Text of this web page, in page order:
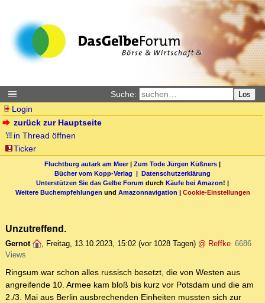
Suche: Los
Login
zurück zur Hauptseite
in Thread öffnen
Ticker
Fluchtburg autark am Meer| Zum Tode Jürgen Küßners |
Bücher vom Kopp-Verlag | Datenschutzerklärung
Unterstützen Sie das Gelbe Forum durch Käufe bei Amazon! |
Weitere Buchempfehlungen und Amazonnavigation | Cookie-Einstellungen
Unzutreffend.
Gernot , Freitag, 13.10.2023, 15:02 (vor 1028 Tagen) @ Reffke 6686
Views
Ringsum war schon alles russisch besetzt, die von Westen aus
angreifende 10. Armee kam bloß bis kurz vor Potsdam und die am
2./3. Mai aus Berlin ausbrechenden Einheiten mussten sich zur